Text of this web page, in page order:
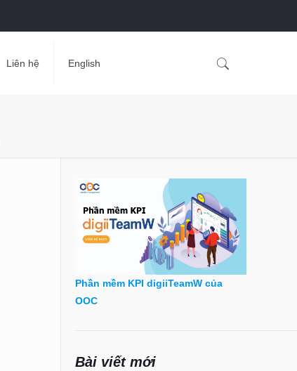
Liên hệ English
Phần mềm KPI digiiTeamW của
OOC
Bài viết mới